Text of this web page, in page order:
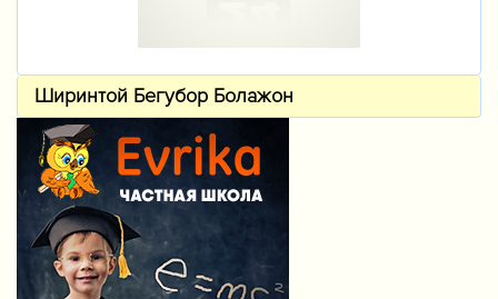
Ширинтой Бегубор Болажон